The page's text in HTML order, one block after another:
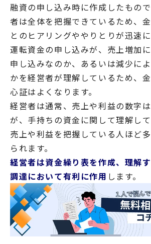
融資の申し込み時に作成したもの
者は全体を把握できているため、
とのヒアリングややりとりが迅速に
運転資金の申し込みが、売上増加
申し込みなのか、あるいは減少に
かを経営者が理解しているため、
心証はよくなります。
経営者は通常、売上や利益の数字
が、手持ちの資金に関して理解して
売上や利益を把握している人ほど
られます。
経営者は資金繰り表を作成、理解
調達において有利に作用 します。